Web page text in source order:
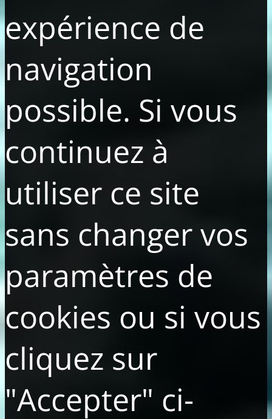
expérience de
navigation
possible. Si vous
continuez à
utiliser ce site
sans changer vos
paramètres de
cookies ou si vous
cliquez sur
"Accepter" ci-